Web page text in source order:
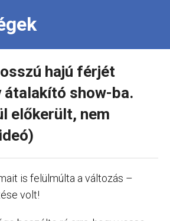
hajú férjét
átalakító show-ba.
előkerült, nem
is felülmúlta a változás –
volt!